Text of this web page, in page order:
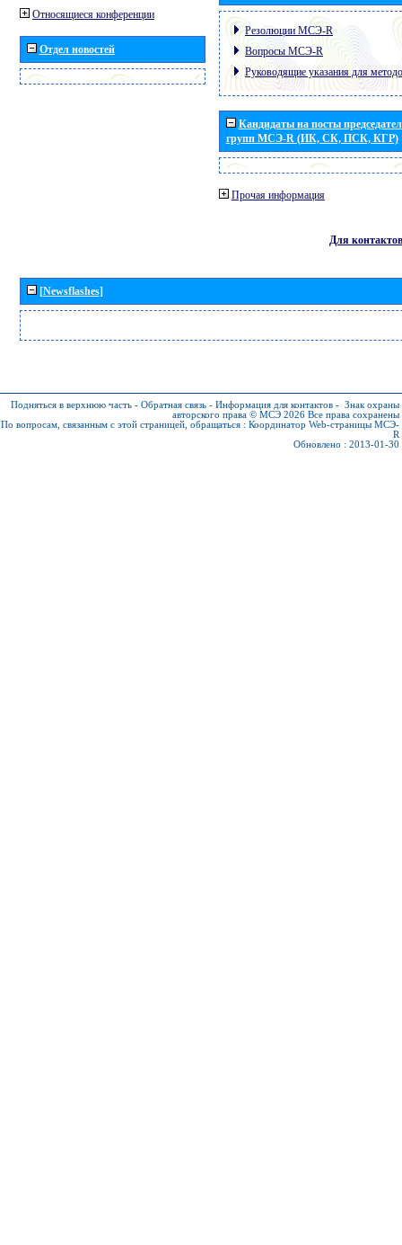
Относящиеся конференции
Отдел новостей
Резолюции МСЭ-R
Вопросы МСЭ-R
Руководящие указания для
Кандидаты на посты
групп МСЭ-R (ИК, СК, ПСК, КГР)
Прочая информация
Для контактов
[Newsflashes]
Подняться в верхнюю часть - Обратная связь - Информация для контактов - Знак охраны
авторского права © МСЭ 2026 Все права сохранены
По вопросам, связанным с этой страницей, обращаться : Координатор Web-страницы МСЭ-
R
Обновлено : 2013-01-30